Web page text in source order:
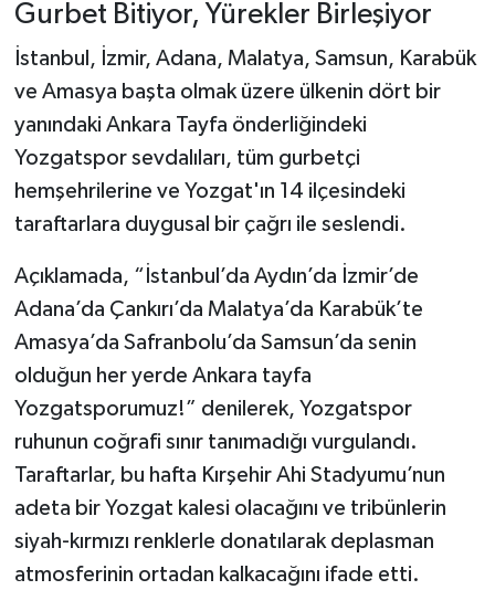
Gurbet Bitiyor, Yürekler Birleşiyor
İstanbul, İzmir, Adana, Malatya, Samsun, Karabük
ve Amasya başta olmak üzere ülkenin dört bir
yanındaki Ankara Tayfa önderliğindeki
Yozgatspor sevdalıları, tüm gurbetçi
hemşehrilerine ve Yozgat'ın 14 ilçesindeki
taraftarlara duygusal bir çağrı ile seslendi.
Açıklamada, “İstanbul’da Aydın’da İzmir’de
Adana’da Çankırı’da Malatya’da Karabük’te
Amasya’da Safranbolu’da Samsun’da senin
olduğun her yerde Ankara tayfa
Yozgatsporumuz!” denilerek, Yozgatspor
ruhunun coğrafi sınır tanımadığı vurgulandı.
Taraftarlar, bu hafta Kırşehir Ahi Stadyumu’nun
adeta bir Yozgat kalesi olacağını ve tribünlerin
siyah-kırmızı renklerle donatılarak deplasman
atmosferinin ortadan kalkacağını ifade etti.